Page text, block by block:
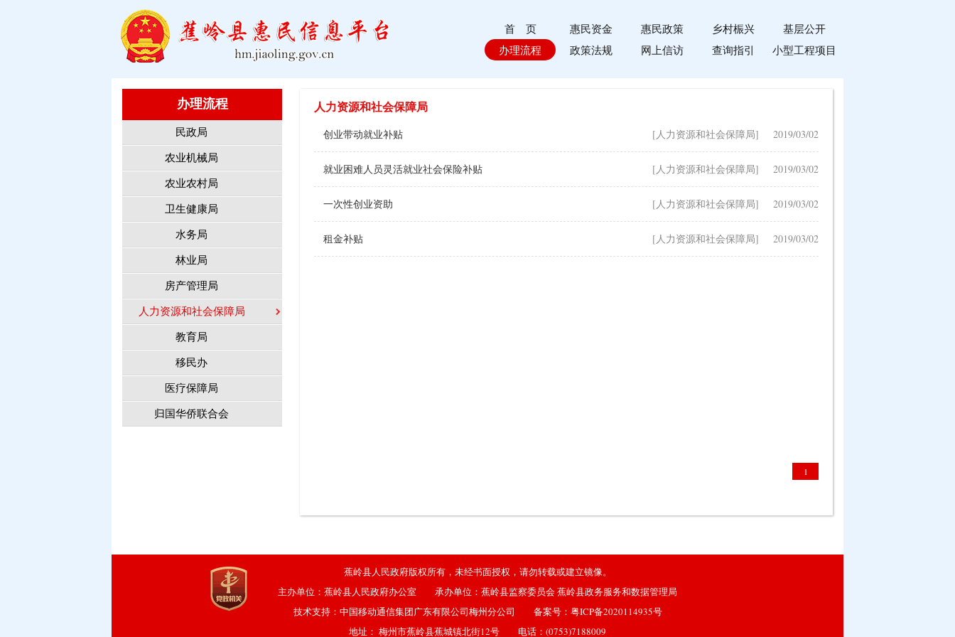
首 页 惠民资金 惠民政策 乡村桭兴
基层公开
办理流程
政策法规 网上信访 查询指引 小型工程项目
办理流程
民政局
农业机械局
农业农村局
卫生健康局
水务局
林业局
房产管理局
人力资源和社会保障局
教育局
移民办
医疗保障局
归国华侨联合会
人力资源和社会保障局
2019/03/02
创业带动就业补贴 [人力资源和社会保障局]
2019/03/02
就业困难人员灵活就业社会保险补贴 [人力资源和社会保障局]
2019/03/02
一次性创业资助 [人力资源和社会保障局]
2019/03/02
租金补贴 [人力资源和社会保障局]
1
蕉岭县人民政府版权所有，未经书面授权，请勿转载或建立镜像。
主办单位：蕉岭县人民政府办公室 承办单位：蕉岭县监察委员会 蕉岭县政务服务和数据管理局
技术支持：中国移动通信集团广东有限公司梅州分公司 备案号： 粤ICP备2020114935号
地址： 梅州市蕉岭县蕉城镇北街12号 电话：(0753)7188009